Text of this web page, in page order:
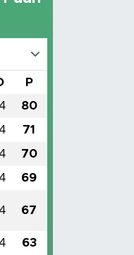
P
80
71
70
69
67
63